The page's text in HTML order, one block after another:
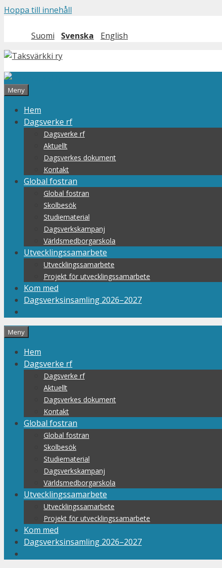
Hoppa till innehåll
Suomi Svenska English
Meny
Hem
Dagsverke rf
Dagsverke rf
Aktuellt
Dagsverkes dokument
Kontakt
Global fostran
Global fostran
Skolbesök
Studiematerial
Dagsverkskampanj
Världsmedborgarskola
Utvecklingssamarbete
Utvecklingssamarbete
Projekt för utvecklingssamarbete
Kom med
Dagsverksinsamling 2026–2027
Meny
Hem
Dagsverke rf
Dagsverke rf
Aktuellt
Dagsverkes dokument
Kontakt
Global fostran
Global fostran
Skolbesök
Studiematerial
Dagsverkskampanj
Världsmedborgarskola
Utvecklingssamarbete
Utvecklingssamarbete
Projekt för utvecklingssamarbete
Kom med
Dagsverksinsamling 2026–2027